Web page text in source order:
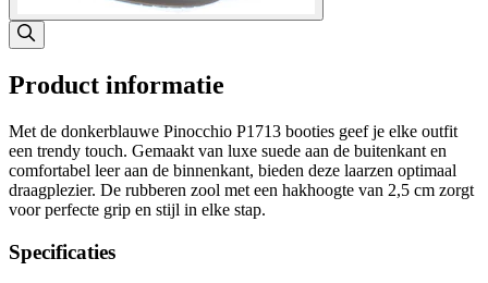
Product informatie
Met de donkerblauwe Pinocchio P1713 booties geef je elke outfit
een trendy touch. Gemaakt van luxe suede aan de buitenkant en
comfortabel leer aan de binnenkant, bieden deze laarzen optimaal
draagplezier. De rubberen zool met een hakhoogte van 2,5 cm zorgt
voor perfecte grip en stijl in elke stap.
Specificaties